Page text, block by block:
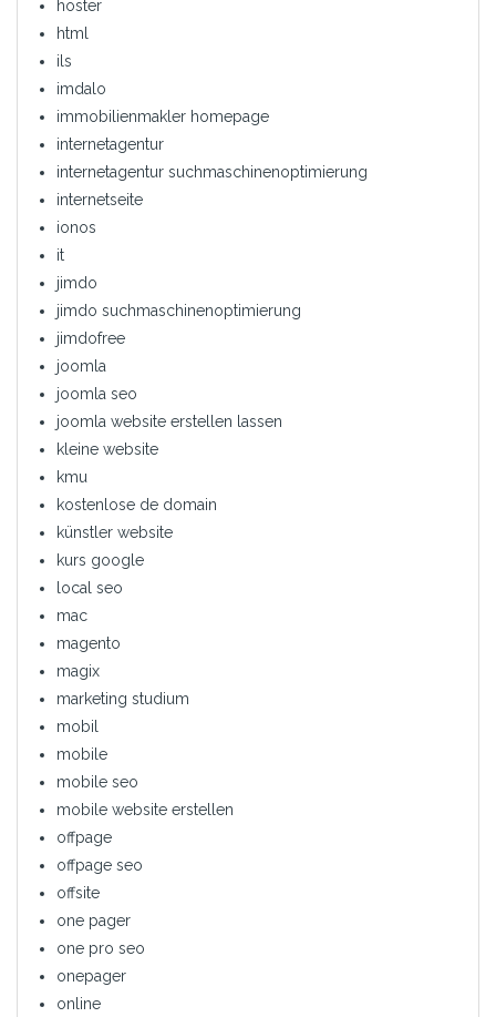
hoster
html
ils
imdalo
immobilienmakler homepage
internetagentur
internetagentur suchmaschinenoptimierung
internetseite
ionos
it
jimdo
jimdo suchmaschinenoptimierung
jimdofree
joomla
joomla seo
joomla website erstellen lassen
kleine website
kmu
kostenlose de domain
künstler website
kurs google
local seo
mac
magento
magix
marketing studium
mobil
mobile
mobile seo
mobile website erstellen
offpage
offpage seo
offsite
one pager
one pro seo
onepager
online